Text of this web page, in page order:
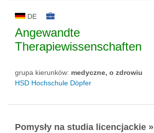
DE
Angewandte
Therapiewissenschaften
grupa kierunków: medyczne, o zdrowiu
HSD Hochschule Döpfer
Pomysły na studia licencjackie »